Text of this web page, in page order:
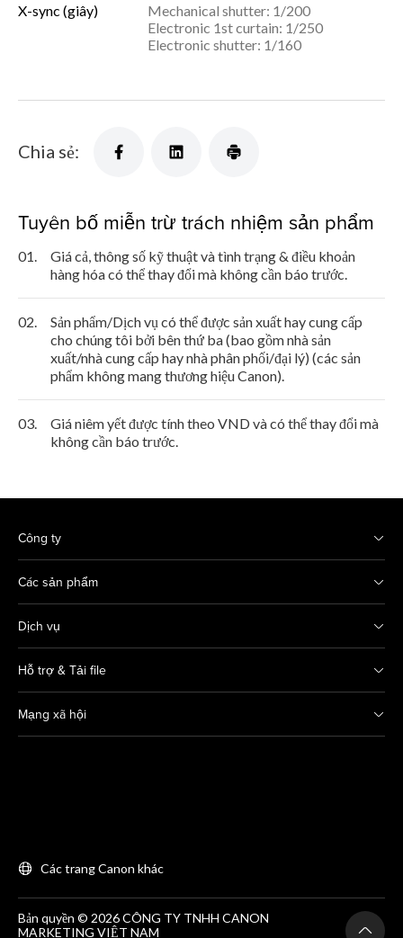
X-sync (giây)
Mechanical shutter: 1/200
Electronic 1st curtain: 1/250
Electronic shutter: 1/160
Chia sẻ:
Tuyên bố miễn trừ trách nhiệm sản phẩm
01.
Giá cả, thông số kỹ thuật và tình trạng & điều khoản
hàng hóa có thể thay đổi mà không cần báo trước.
02.
Sản phẩm/Dịch vụ có thể được sản xuất hay cung cấp
cho chúng tôi bởi bên thứ ba (bao gồm nhà sản
xuất/nhà cung cấp hay nhà phân phối/đại lý) (các sản
phẩm không mang thương hiệu Canon).
03.
Giá niêm yết được tính theo VND và có thể thay đổi mà
không cần báo trước.
Công ty
Các sản phẩm
Dịch vụ
Hỗ trợ & Tải file
Mạng xã hội
Các trang Canon khác
Bản quyền © 2026 CÔNG TY TNHH CANON
MARKETING VIỆT NAM